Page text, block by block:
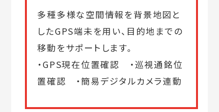
多種多様な空間情報を背景地図と
したGPS端未を用い、目的地までの
移動をサポートします。
・GPS現在位置確認 ・巡視通銘位
置確認 ・簡易デジタルカメラ連動